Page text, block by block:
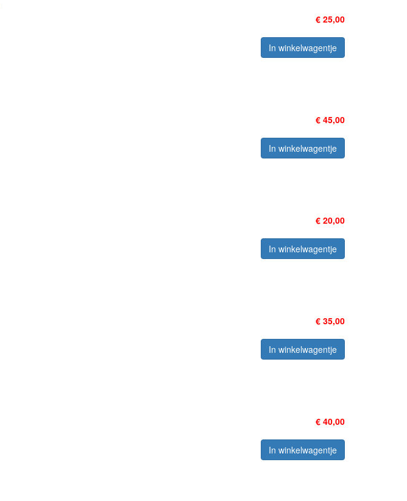
€ 25,00
In winkelwagentje
€ 45,00
In winkelwagentje
€ 20,00
In winkelwagentje
€ 35,00
In winkelwagentje
€ 40,00
In winkelwagentje